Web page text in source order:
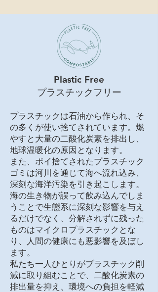
Plastic Free
プラスチックフリー
プラスチックは石油から作られ、そ
の多くが使い捨てされています。燃
やすと大量の二酸化炭素を排出し、
地球温暖化の原因となります。
また、ポイ捨てされたプラスチック
ゴミは河川を通じて海へ流れ込み、
深刻な海洋汚染を引き起こします。
海の生き物が誤って飲み込んでしま
うことで生態系に深刻な影響を与え
るだけでなく、分解されずに残った
ものはマイクロプラスチックとな
り、人間の健康にも悪影響を及ぼし
ます。
私たち一人ひとりがプラスチック削
減に取り組むことで、二酸化炭素の
排出量を抑え、環境への負担を軽減